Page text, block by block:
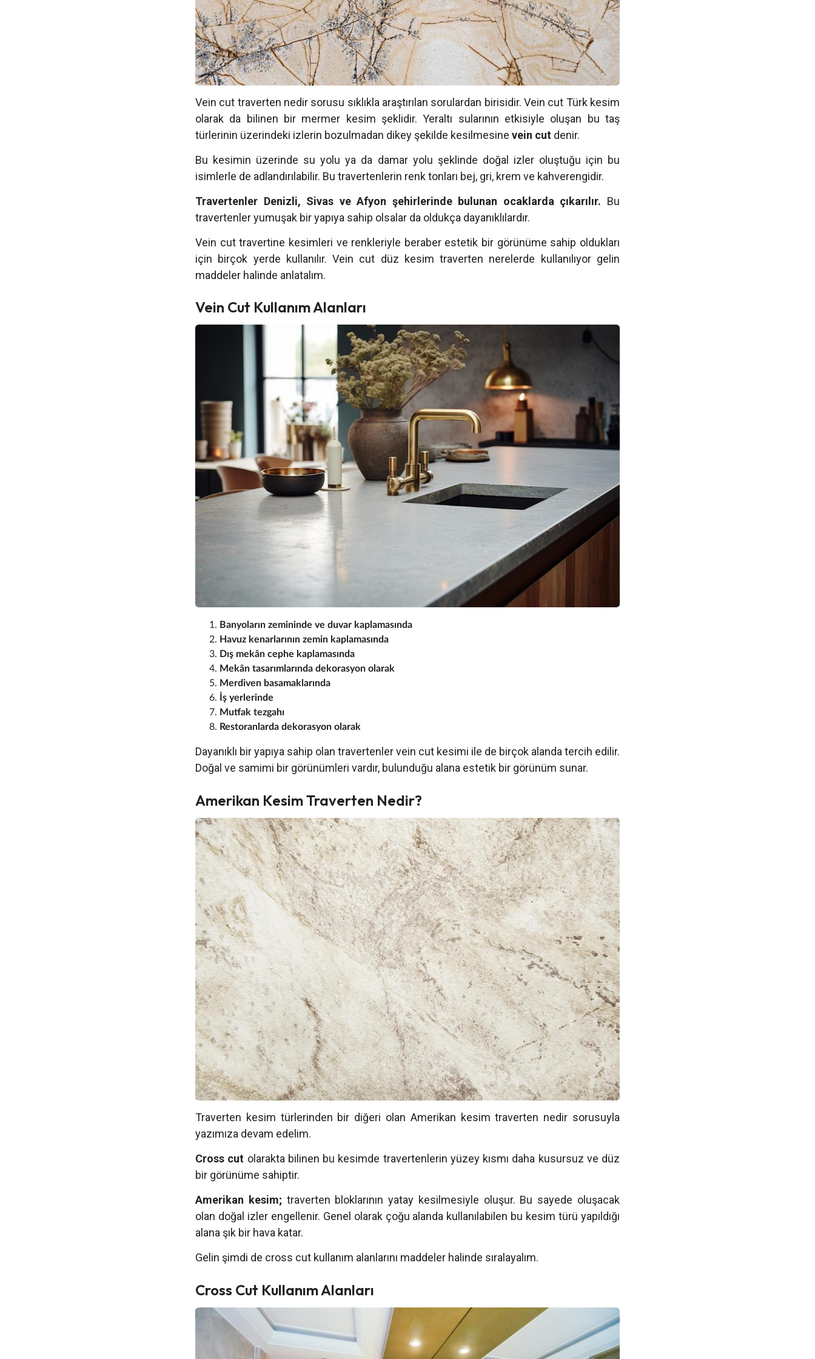
Vein cut traverten nedir sorusu sıklıkla araştırılan sorulardan birisidir. Vein cut Türk kesim
olarak da bilinen bir mermer kesim şeklidir. Yeraltı sularının etkisiyle oluşan bu taş
türlerinin üzerindeki izlerin bozulmadan dikey şekilde kesilmesine vein cut denir.
Bu kesimin üzerinde su yolu ya da damar yolu şeklinde doğal izler oluştuğu için bu
isimlerle de adlandırılabilir. Bu travertenlerin renk tonları bej, gri, krem ve kahverengidir.
Travertenler Denizli, Sivas ve Afyon şehirlerinde bulunan ocaklarda çıkarılır. Bu
travertenler yumuşak bir yapıya sahip olsalar da oldukça dayanıklılardır.
Vein cut travertine kesimleri ve renkleriyle beraber estetik bir görünüme sahip oldukları
için birçok yerde kullanılır. Vein cut düz kesim traverten nerelerde kullanılıyor gelin
maddeler halinde anlatalım.
Vein Cut Kullanım Alanları
Banyoların zemininde ve duvar kaplamasında
Havuz kenarlarının zemin kaplamasında
Dış mekân cephe kaplamasında
Mekân tasarımlarında dekorasyon olarak
Merdiven basamaklarında
İş yerlerinde
Mutfak tezgahı
Restoranlarda dekorasyon olarak
Dayanıklı bir yapıya sahip olan travertenler vein cut kesimi ile de birçok alanda tercih edilir.
Doğal ve samimi bir görünümleri vardır, bulunduğu alana estetik bir görünüm sunar.
Amerikan Kesim Traverten Nedir?
Traverten kesim türlerinden bir diğeri olan Amerikan kesim traverten nedir sorusuyla
yazımıza devam edelim.
Cross cut olarakta bilinen bu kesimde travertenlerin yüzey kısmı daha kusursuz ve düz
bir görünüme sahiptir.
Amerikan kesim; traverten bloklarının yatay kesilmesiyle oluşur. Bu sayede oluşacak
olan doğal izler engellenir. Genel olarak çoğu alanda kullanılabilen bu kesim türü yapıldığı
alana şık bir hava katar.
Gelin şimdi de cross cut kullanım alanlarını maddeler halinde sıralayalım.
Cross Cut Kullanım Alanları